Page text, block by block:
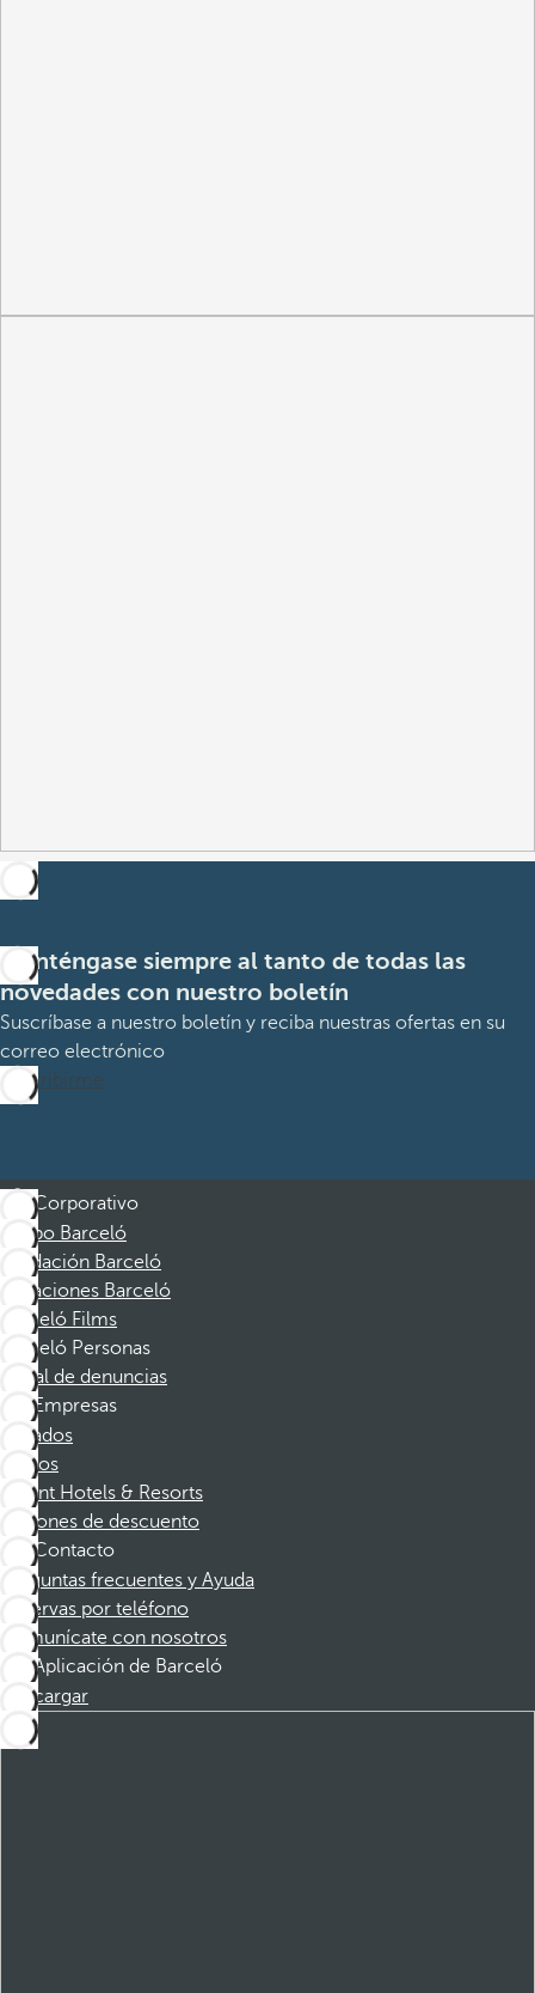
Manténgase siempre al tanto de todas las
novedades con nuestro boletín
Suscríbase a nuestro boletín y reciba nuestras ofertas en su
correo electrónico
Suscribirme
Corporativo
Grupo Barceló
Fundación Barceló
Vacaciones Barceló
Barceló Films
Barceló Personas
Canal de denuncias
Empresas
Afiliados
Socios
Dorint Hotels & Resorts
Cupones de descuento
Contacto
Preguntas frecuentes y Ayuda
Reservas por teléfono
Comunícate con nosotros
Aplicación de Barceló
Descargar